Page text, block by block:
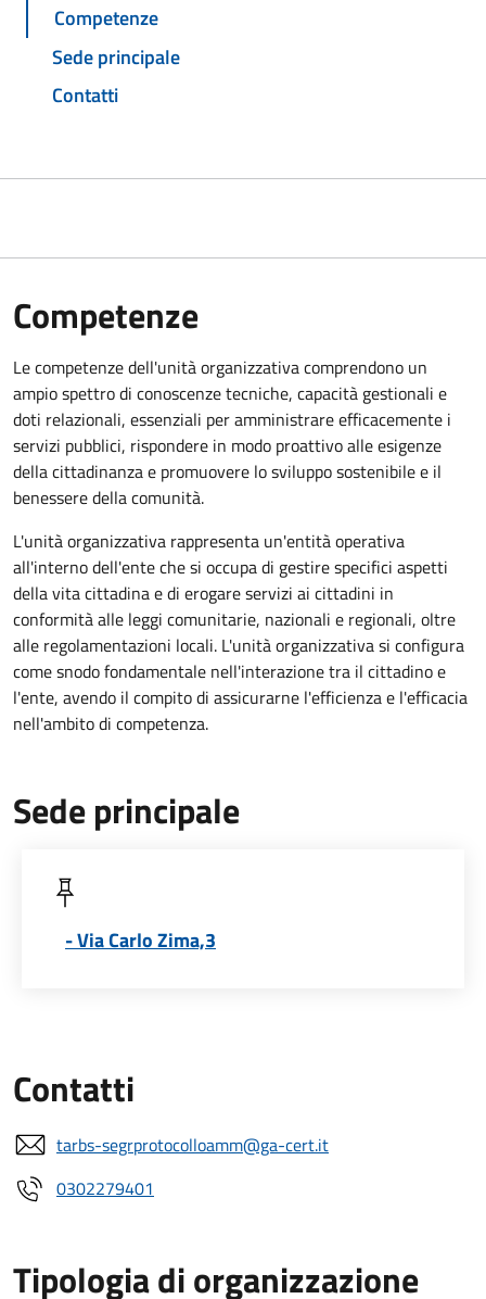
Competenze
Sede principale
Contatti
Competenze
Le competenze dell'unità organizzativa comprendono un
ampio spettro di conoscenze tecniche, capacità gestionali e
doti relazionali, essenziali per amministrare efficacemente i
servizi pubblici, rispondere in modo proattivo alle esigenze
della cittadinanza e promuovere lo sviluppo sostenibile e il
benessere della comunità.
L'unità organizzativa rappresenta un'entità operativa
all'interno dell'ente che si occupa di gestire specifici aspetti
della vita cittadina e di erogare servizi ai cittadini in
conformità alle leggi comunitarie, nazionali e regionali, oltre
alle regolamentazioni locali. L'unità organizzativa si configura
come snodo fondamentale nell'interazione tra il cittadino e
l'ente, avendo il compito di assicurarne l'efficienza e l'efficacia
nell'ambito di competenza.
Sede principale
- Via Carlo Zima,3
Contatti
tarbs-segrprotocolloamm@ga-cert.it
0302279401
Tipologia di organizzazione